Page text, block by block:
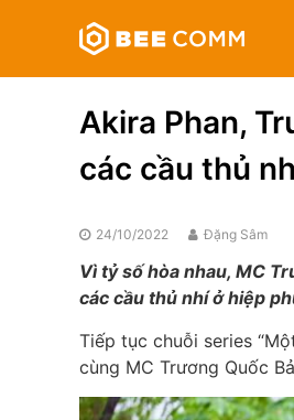
Bee
Comm
Truyền
đa
tiện
Akira Phan,
các cầu thủ
24/10/2022 Đặng Sâm
Vì tỷ số hòa nhau, MC
các cầu thủ nhí ở hiệp
Tiếp tục chuỗi series
cùng MC Trương Quốc